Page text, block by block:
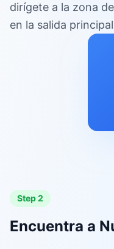
dirígete a la zona
en la salida
Step 2
Encuentra a